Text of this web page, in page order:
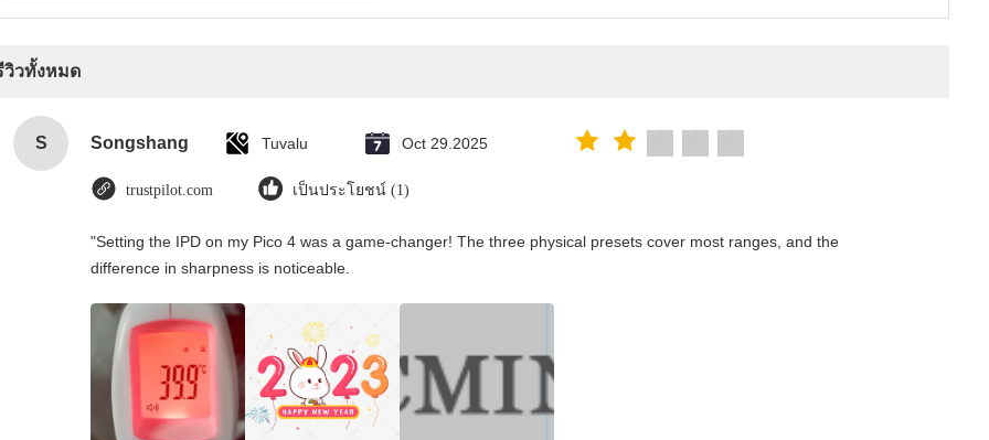
วิวทั้งหมด
S Songshang Tuvalu Oct 29.2025
trustpilot.com เป็นประโยชน์ (1)
"Setting the IPD on my Pico 4 was a game-changer! The three physical presets cover most ranges, and the
difference in sharpness is noticeable.